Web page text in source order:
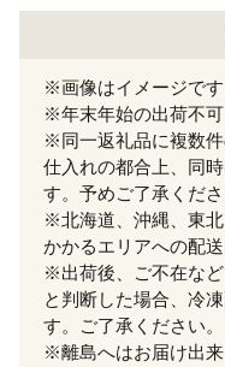
※画像はイメージです
※年末年始の出荷不可
※同一返礼品に複数件
仕入れの都合上、同
す。予めご了承くださ
※北海道、沖縄、東
かかるエリアへの配
※出荷後、ご不在な
と判断した場合、冷
す。ご了承ください。
※離島へはお届け出来